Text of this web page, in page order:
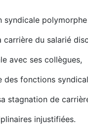
syndicale
du salarié
avec ses collègues,
fonctions
stagnation de
injustifiées.